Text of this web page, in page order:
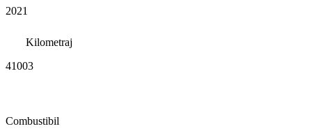
2021
Kilometraj
41003
Combustibil